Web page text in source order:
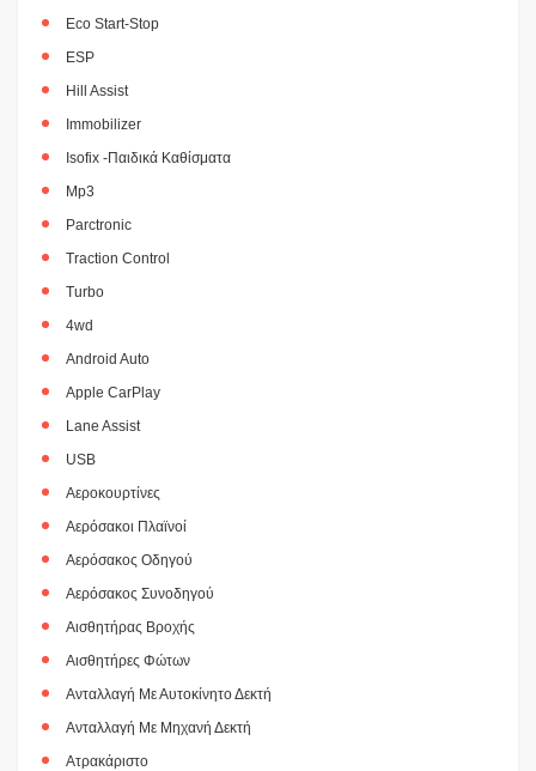
Eco Start-Stop
ESP
Hill Assist
Immobilizer
Isofix -Παιδικά Καθίσματα
Mp3
Parctronic
Traction Control
Turbo
4wd
Android Auto
Apple CarPlay
Lane Assist
USB
Αεροκουρτίνες
Αερόσακοι Πλαϊνοί
Αερόσακος Οδηγού
Αερόσακος Συνοδηγού
Αισθητήρας Βροχής
Αισθητήρες Φώτων
Ανταλλαγή Με Αυτοκίνητο Δεκτή
Ανταλλαγή Με Μηχανή Δεκτή
Ατρακάριστο